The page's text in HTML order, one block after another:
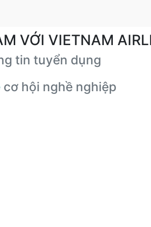
VỚI VIETNAM
tin tuyển dụng
cơ hội nghề nghiệp